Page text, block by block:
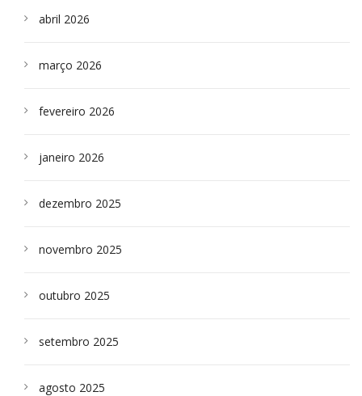
abril 2026
março 2026
fevereiro 2026
janeiro 2026
dezembro 2025
novembro 2025
outubro 2025
setembro 2025
agosto 2025